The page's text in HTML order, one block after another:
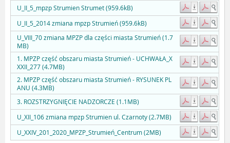
U_II_5_mpzp Strumien Strumet (959.6kB)
U_II_5_2014 zmiana mpzp Strumień (959.6kB)
U_VIII_70 zmiana MPZP dla części miasta Strumień (1.7
MB)
1. MPZP część obszaru miasta Strumień - UCHWAŁA_X
XXII_277 (4.7MB)
2. MPZP część obszaru miasta Strumień - RYSUNEK PL
ANU (4.3MB)
3. ROZSTRZYGNIĘCIE NADZORCZE (1.1MB)
U_XII_106 zmiana mpzp Strumien ul. Czarnoty (2.7MB)
U_XXIV_201_2020_MPZP_Strumień_Centrum (2MB)